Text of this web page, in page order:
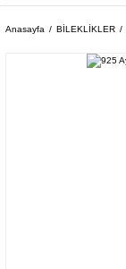
Anasayfa BİLEKLİKLER